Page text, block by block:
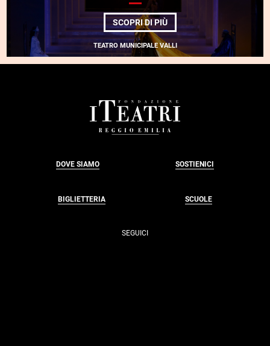
SCOPRI DI PIÙDI
MACBETH
TEATRO MUNICIPALE VALLI
DOVE SIAMO SOSTIENICI
BIGLIETTERIA SCUOLE
SEGUICI